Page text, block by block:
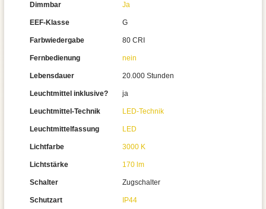
Dimmbar Ja
EEF-Klasse G
Farbwiedergabe 80 CRI
Fernbedienung nein
Lebensdauer 20.000 Stunden
Leuchtmittel inklusive? ja
Leuchtmittel-Technik LED-Technik
Leuchtmittelfassung LED
Lichtfarbe 3000 K
Lichtstärke 170 lm
Schalter Zugschalter
Schutzart IP44